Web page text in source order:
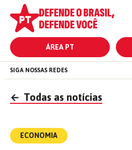
ÁREA PT
SIGA NOSSAS REDES
← Todas as notícias
ECONOMIA